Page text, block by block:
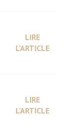
LIRE
L'ARTICLE
LIRE
L'ARTICLE